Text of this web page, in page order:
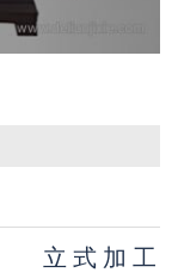
立 式 加 工